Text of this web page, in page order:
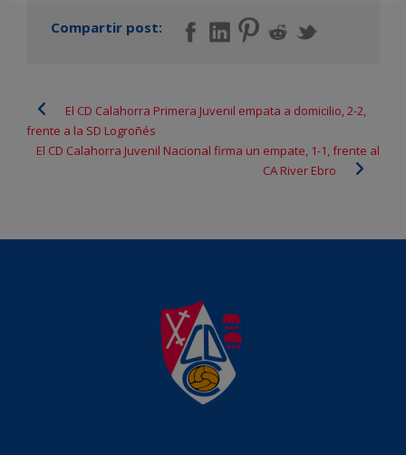
Compartir post:
El CD Calahorra Primera Juvenil empata a domicilio, 2-2,
frente a la SD Logroñés
El CD Calahorra Juvenil Nacional firma un empate, 1-1, frente al
CA River Ebro